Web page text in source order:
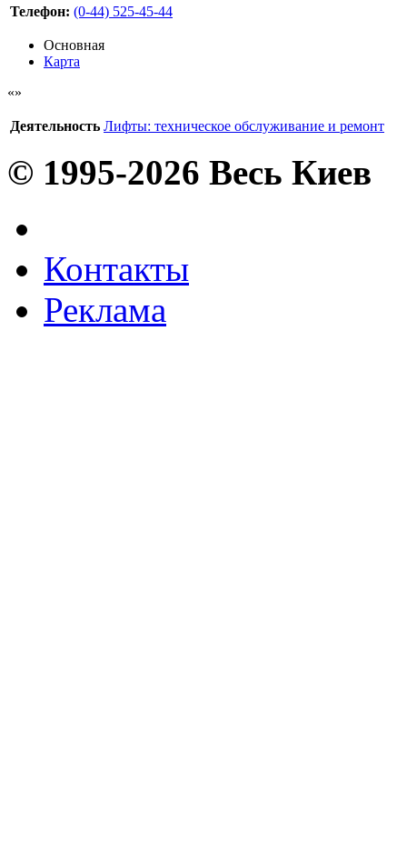
Телефон: (0-44) 525-45-44
Основная
Карта
Деятельность Лифты: техническое обслуживание и ремонт
© 1995-2026 Весь Киев
Контакты
Реклама